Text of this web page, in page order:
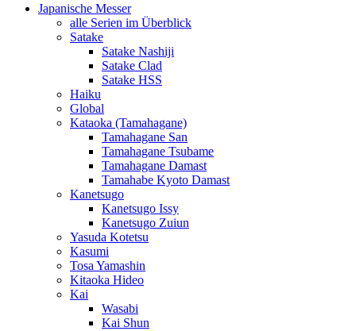
Japanische Messer
alle Serien im Überblick
Satake
Satake Nashiji
Satake Clad
Satake HSS
Haiku
Global
Kataoka (Tamahagane)
Tamahagane San
Tamahagane Tsubame
Tamahagane Damast
Tamahabe Kyoto Damast
Kanetsugo
Kanetsugo Issy
Kanetsugo Zuiun
Yasuda Kotetsu
Kasumi
Tosa Yamashin
Kitaoka Hideo
Kai
Wasabi
Kai Shun